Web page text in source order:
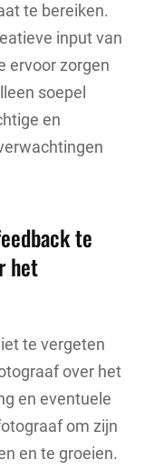
te bereiken.
input van
ervoor zorgen
soepel
en
te
het
te vergeten
over het
en eventuele
om zijn
en te groeien.